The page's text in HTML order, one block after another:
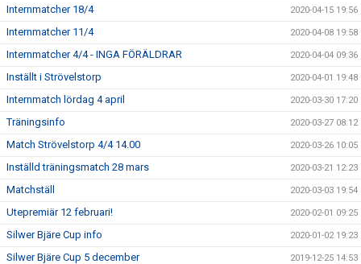
Internmatcher 18/4 2020-04-15 19:56
Internmatcher 11/4 2020-04-08 19:58
Internmatcher 4/4 - INGA FÖRÄLDRAR 2020-04-04 09:36
Inställt i Strövelstorp 2020-04-01 19:48
Internmatch lördag 4 april 2020-03-30 17:20
Träningsinfo 2020-03-27 08:12
Match Strövelstorp 4/4 14.00 2020-03-26 10:05
Inställd träningsmatch 28 mars 2020-03-21 12:23
Matchställ 2020-03-03 19:54
Utepremiär 12 februari! 2020-02-01 09:25
Silwer Bjäre Cup info 2020-01-02 19:23
Silwer Bjäre Cup 5 december 2019-12-25 14:53